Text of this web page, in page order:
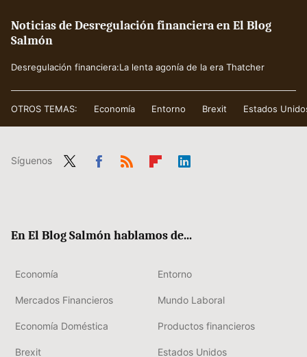
Noticias de Desregulación financiera en El Blog
Salmón
Desregulación financiera:La lenta agonía de la era Thatcher
OTROS TEMAS: Economía Entorno Brexit Estados
Síguenos
En El Blog Salmón hablamos de...
Economía Entorno
Mercados Financieros Mundo Laboral
Economía Doméstica Productos financieros
Brexit Estados Unidos